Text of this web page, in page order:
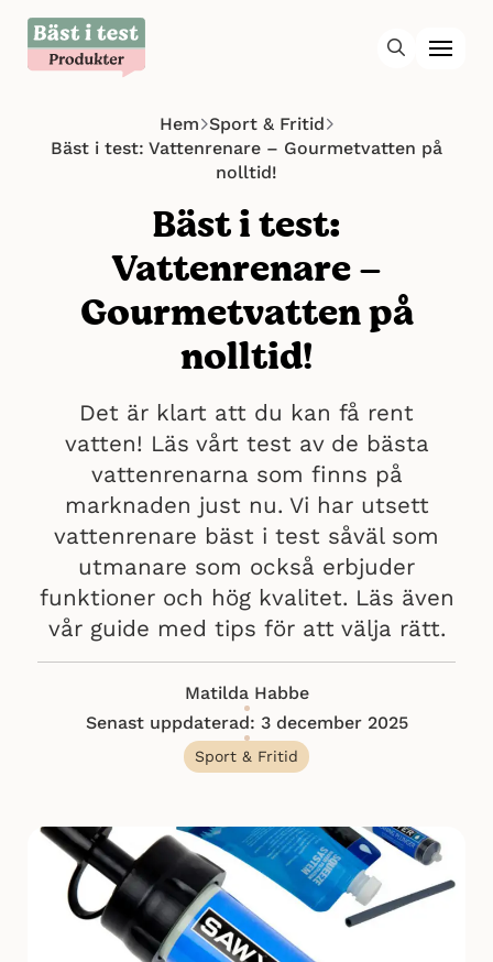
Hem Sport & Fritid
Bäst i test: Vattenrenare – Gourmetvatten på
nolltid!
Bäst i test:
Vattenrenare –
Gourmetvatten på
nolltid!
Det är klart att du kan få rent
vatten! Läs vårt test av de bästa
vattenrenarna som finns på
marknaden just nu. Vi har utsett
vattenrenare bäst i test såväl som
utmanare som också erbjuder
funktioner och hög kvalitet. Läs även
vår guide med tips för att välja rätt.
Matilda Habbe
Senast uppdaterad: 3 december 2025
Sport & Fritid